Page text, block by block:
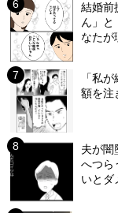
結婚前
ん」と
なたが
「私
額を注
夫が闇
へつら
いとダ